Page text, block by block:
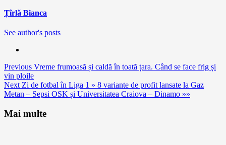
Țîrlă Bianca
See author's posts
Continue
Reading
Previous Vreme frumoasă și caldă în toată țara. Când se face frig și
vin ploile
Next Zi de fotbal în Liga 1 » 8 variante de profit lansate la Gaz
Metan – Sepsi OSK și Universitatea Craiova – Dinamo »»
Mai multe